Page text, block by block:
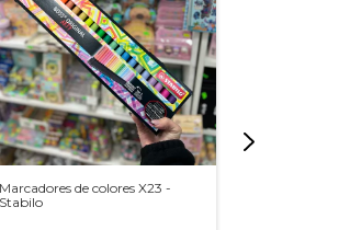
Marcadores de colores X23 -
Stabilo